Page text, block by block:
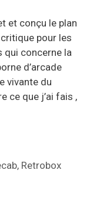
et conçu le plan
pour les
qui concerne la
d’arcade
vivante du
ce que j’ai fais ,
, Retrobox